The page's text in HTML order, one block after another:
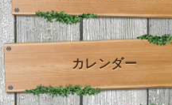
カレンダー